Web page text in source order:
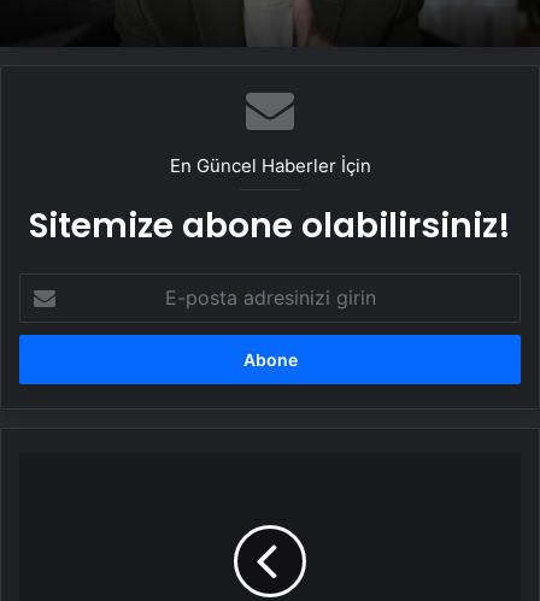
En Güncel Haberler İçin
Sitemize abone olabilirsiniz!
posta
adresinizi